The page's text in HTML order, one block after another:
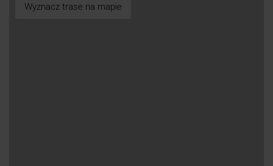
Wyznacz trase na mapie